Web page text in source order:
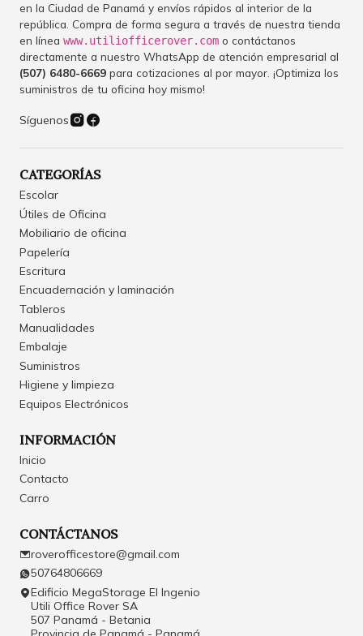
en la Ciudad de Panamá y envíos rápidos al interior de la
república. Compra de forma segura a través de nuestra tienda
en línea www.utiliofficerover.com o contáctanos
directamente a nuestro WhatsApp de atención empresarial al
(507) 6480-6669 para cotizaciones al por mayor. ¡Optimiza los
suministros de tu oficina hoy mismo!
Síguenos
CATEGORÍAS
Escolar
Útiles de Oficina
Mobiliario de oficina
Papelería
Escritura
Encuadernación y laminación
Tableros
Manualidades
Embalaje
Suministros
Higiene y limpieza
Equipos Electrónicos
INFORMACIÓN
Inicio
Contacto
Carro
CONTÁCTANOS
roverofficestore@gmail.com
50764806669
Edificio MegaStorage El Ingenio
Utili Office Rover SA
507 Panamá - Betania